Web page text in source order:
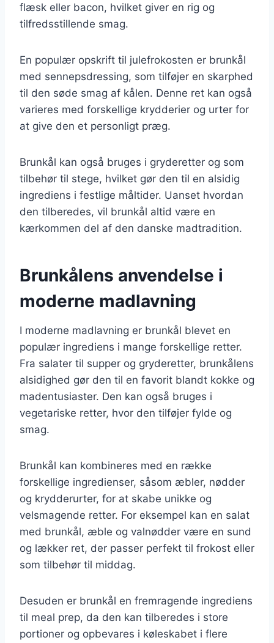
flæsk eller bacon, hvilket giver en rig og
tilfredsstillende smag.
En populær opskrift til julefrokosten er brunkål
med sennepsdressing, som tilføjer en skarphed
til den søde smag af kålen. Denne ret kan også
varieres med forskellige krydderier og urter for
at give den et personligt præg.
Brunkål kan også bruges i gryderetter og som
tilbehør til stege, hvilket gør den til en alsidig
ingrediens i festlige måltider. Uanset hvordan
den tilberedes, vil brunkål altid være en
kærkommen del af den danske madtradition.
Brunkålens anvendelse i
moderne madlavning
I moderne madlavning er brunkål blevet en
populær ingrediens i mange forskellige retter.
Fra salater til supper og gryderetter, brunkålens
alsidighed gør den til en favorit blandt kokke og
madentusiaster. Den kan også bruges i
vegetariske retter, hvor den tilføjer fylde og
smag.
Brunkål kan kombineres med en række
forskellige ingredienser, såsom æbler, nødder
og krydderurter, for at skabe unikke og
velsmagende retter. For eksempel kan en salat
med brunkål, æble og valnødder være en sund
og lækker ret, der passer perfekt til frokost eller
som tilbehør til middag.
Desuden er brunkål en fremragende ingrediens
til meal prep, da den kan tilberedes i store
portioner og opbevares i køleskabet i flere